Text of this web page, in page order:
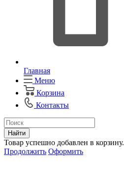
Главная
Меню
Корзина
Контакты
Найти
Товар успешно добавлен в корзину.
Продолжить Оформить